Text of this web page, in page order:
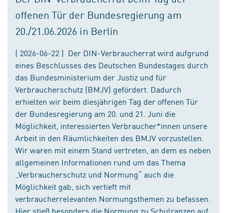
offenen Tür der Bundesregierung am
20./21.06.2026 in Berlin
( 2026-06-22 ) Der DIN-Verbraucherrat wird aufgrund
eines Beschlusses des Deutschen Bundestages durch
das Bundesministerium der Justiz und für
Verbraucherschutz (BMJV) gefördert. Dadurch
erhielten wir beim diesjährigen Tag der offenen Tür
der Bundesregierung am 20. und 21. Juni die
Möglichkeit, interessierten Verbraucher*innen unsere
Arbeit in den Räumlichkeiten des BMJV vorzustellen.
Wir waren mit einem Stand vertreten, an dem es neben
allgemeinen Informationen rund um das Thema
„Verbraucherschutz und Normung“ auch die
Möglichkeit gab, sich vertieft mit
verbraucherrelevanten Normungsthemen zu befassen.
Hier stieß besonders die Normung zu Schulranzen auf